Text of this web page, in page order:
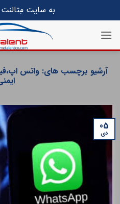
به سایت
آرشیو برچسب های:واتس
ایمنی
05